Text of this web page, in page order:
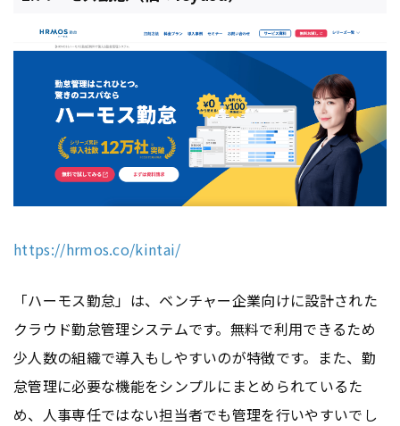
https://hrmos.co/kintai/
「ハーモス勤怠」は、ベンチャー企業向けに設計された
クラウド勤怠管理システムです。無料で利用できるため
少人数の組織で導入もしやすいのが特徴です。また、勤
怠管理に必要な機能をシンプルにまとめられているた
め、人事専任ではない担当者でも管理を行いやすいでし